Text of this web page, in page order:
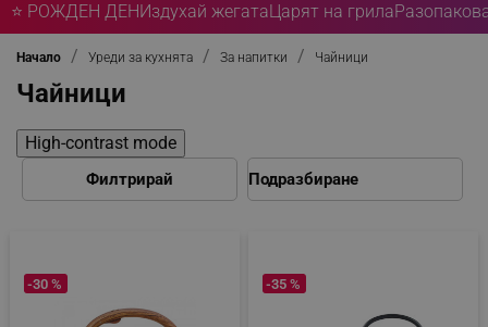
⭐ РОЖДЕН ДЕНИздухай жегатаЦарят на грила
Начало Уреди за кухнята За напитки Чайници
Чайници
High-contrast mode
Филтрирай
-30 % -35 %